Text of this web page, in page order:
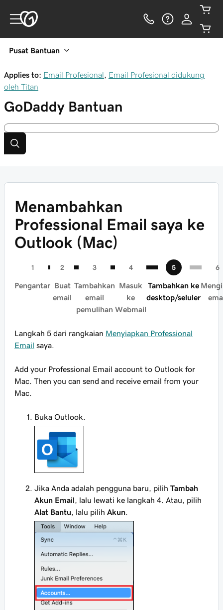
Pusat Bantuan
Applies to: Email Profesional
Email Profesional didukung
oleh Titan
GoDaddy Bantuan
Menambahkan
Professional Email saya ke
Outlook (Mac)
Pengantar Buat
email
Tambahkan
email
pemulihan
Masuk
ke
Webmail
Tambahkan ke
desktop/seluler
Langkah 5 dari rangkaian Menyiapkan Professional
Email saya.
Add your Professional Email account to Outlook for
Mac. Then you can send and receive email from your
Mac.
Buka Outlook.
Jika Anda adalah pengguna baru, pilih Tambah
Akun Email, lalu lewati ke langkah 4. Atau, pilih
Alat Bantu, lalu pilih Akun.